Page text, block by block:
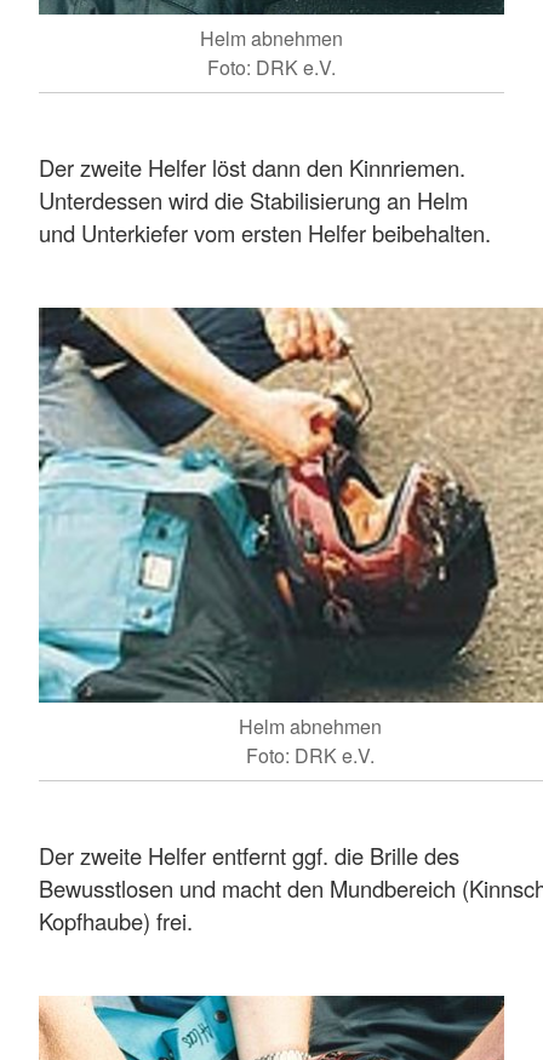
Helm abnehmen
Foto: DRK e.V.
Der zweite Helfer löst dann den Kinnriemen.
Unterdessen wird die Stabilisierung an Helm
und Unterkiefer vom ersten Helfer beibehalten.
Helm abnehmen
Foto: DRK e.V.
Der zweite Helfer entfernt ggf. die Brille des
Bewusstlosen und macht den Mundbereich
Kopfhaube) frei.